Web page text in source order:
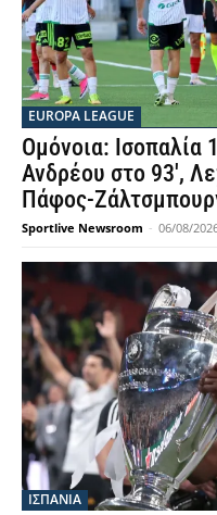
EUROPA LEAGUE
Ομόνοια: Ισοπαλία
Ανδρέου στο 93′,
Πάφος-
Sportlive Newsroom - 06/08/
ΙΣΠΑΝΙΑ